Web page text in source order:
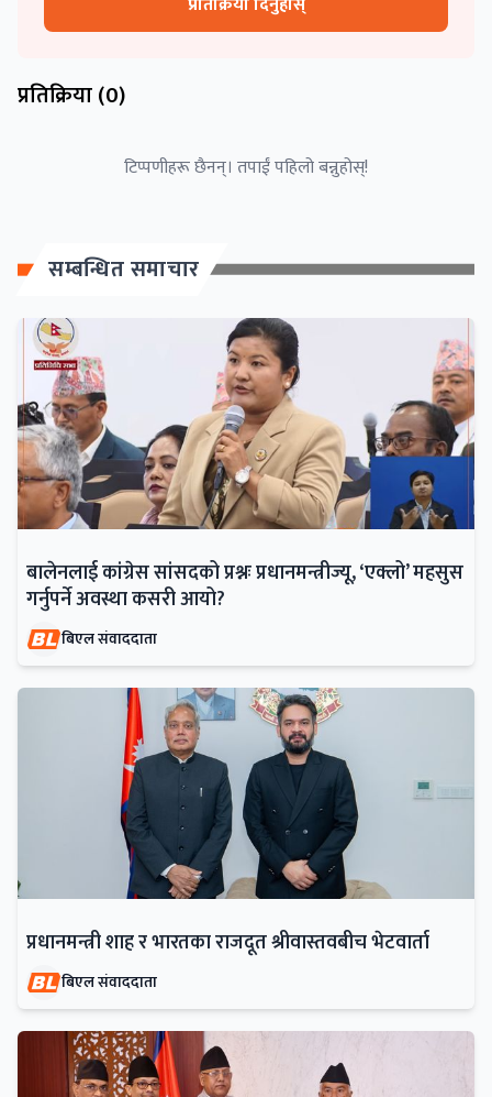
प्रतिक्रिया (0)
टिप्पणीहरू छैनन्। तपाईं पहिलो बन्नुहोस्!
सम्बन्धित समाचार
बालेनलाई कांग्रेस सांसदको प्रश्नः प्रधानमन्त्रीज्यू, ‘एक्लो’ महसुस
गर्नुपर्ने अवस्था कसरी आयो?
बिएल संवाददाता
प्रधानमन्त्री शाह र भारतका राजदूत श्रीवास्तवबीच भेटवार्ता
बिएल संवाददाता